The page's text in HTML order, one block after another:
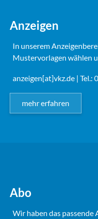
Anzeigen
In unserem
Mustervorlagen wählen
anzeigen[at]vkz.de | Tel.:
mehr erfahren
Abo
Wir haben das passende